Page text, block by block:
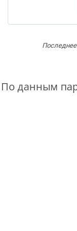
Последнее
По данным